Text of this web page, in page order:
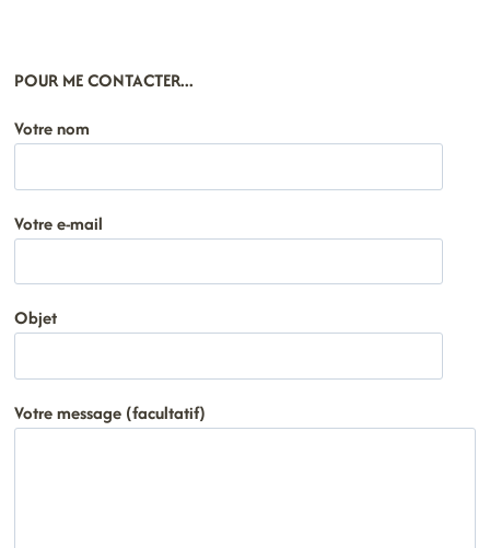
POUR ME CONTACTER...
Votre nom
Votre e-mail
Objet
Votre message (facultatif)